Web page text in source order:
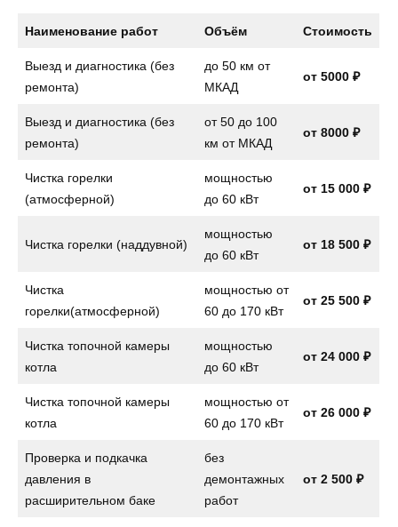
Наименование работ Объём Стоимость
Выезд и диагностика (без
ремонта)
до 50 км от
МКАД
от 5000 ₽
Выезд и диагностика (без
ремонта)
от 50 до 100
км от МКАД
от 8000 ₽
Чистка горелки
(атмосферной)
мощностью
до 60 кВт
от 15 000 ₽
Чистка горелки (наддувной)
мощностью
до 60 кВт
от 18 500 ₽
Чистка
горелки(атмосферной)
мощностью от
60 до 170 кВт
от 25 500 ₽
Чистка топочной камеры
котла
мощностью
до 60 кВт
от 24 000 ₽
Чистка топочной камеры
котла
мощностью от
60 до 170 кВт
от 26 000 ₽
Проверка и подкачка
давления в
расширительном баке
без
демонтажных
работ
от 2 500 ₽